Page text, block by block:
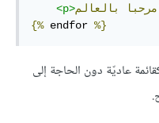
<p> مرحبا
{% endfor %}
عاديّة دون الحاجة إلى